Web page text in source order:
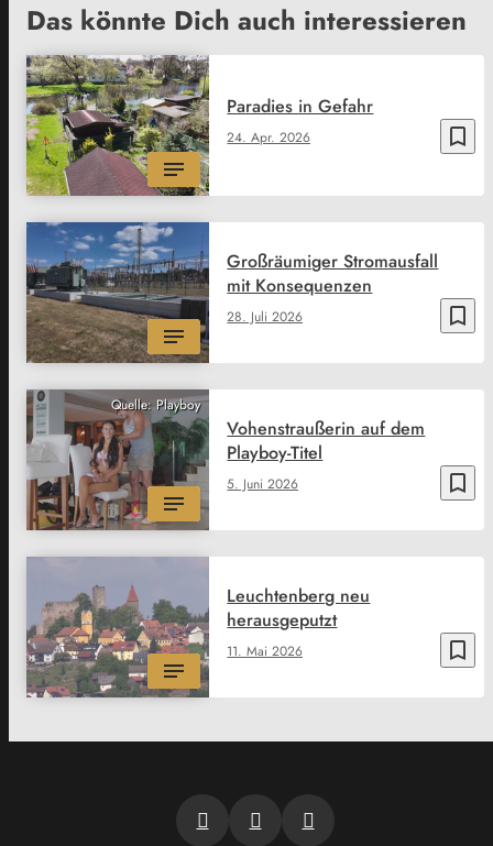
Das könnte Dich auch interessieren
bookmark_border
24. Apr. 2026
Paradies in Gefahr
bookmark_border
28. Juli 2026
Großräumiger Stromausfall
mit Konsequenzen
Quelle: Playboy
bookmark_border
5. Juni 2026
Vohenstraußerin auf dem
Playboy-Titel
bookmark_border
11. Mai 2026
Leuchtenberg neu
herausgeputzt